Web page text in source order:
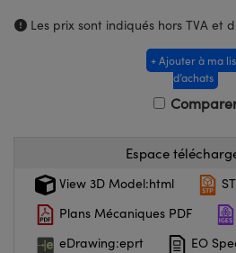
Optiques de SCHOTT
Les prix sont indiqués hors TVA et
+ Ajouter à ma
d’achats
Espace
View 3D Model:html
Plans Mécaniques PDF
eDrawing:eprt
EO